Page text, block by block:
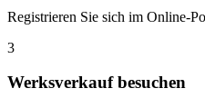
Registrieren Sie sich im Online-
3
Werksverkauf besuchen